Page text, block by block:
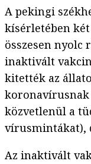
A pekingi
kísérletében
összesen nyolc
inaktivált
kitették az
koronavírusnak
közvetlenül a
vírusmintákat),
Az inaktivált